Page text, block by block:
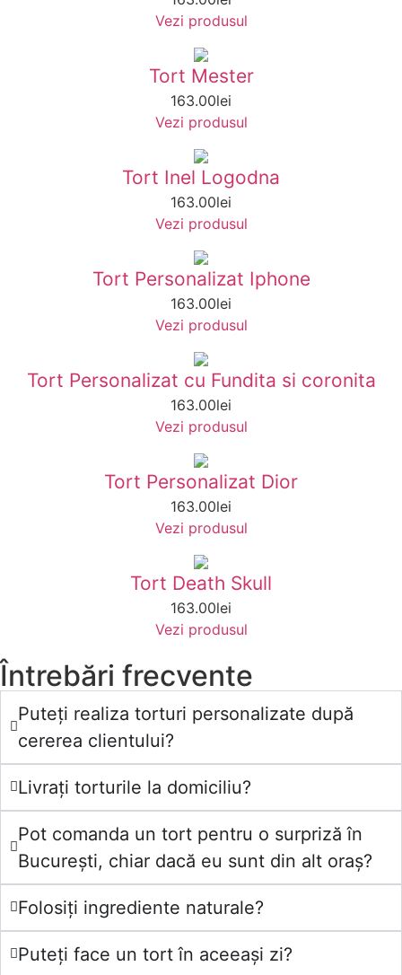
Vezi produsul
Tort Mester
163.00lei
Vezi produsul
Tort Inel Logodna
163.00lei
Vezi produsul
Tort Personalizat Iphone
163.00lei
Vezi produsul
Tort Personalizat cu Fundita si coronita
163.00lei
Vezi produsul
Tort Personalizat Dior
163.00lei
Vezi produsul
Tort Death Skull
163.00lei
Vezi produsul
Întrebări frecvente
Puteți realiza torturi personalizate după
cererea clientului?
Livrați torturile la domiciliu?
Pot comanda un tort pentru o surpriză în
București, chiar dacă eu sunt din alt oraș?
Folosiți ingrediente naturale?
Puteți face un tort în aceeași zi?